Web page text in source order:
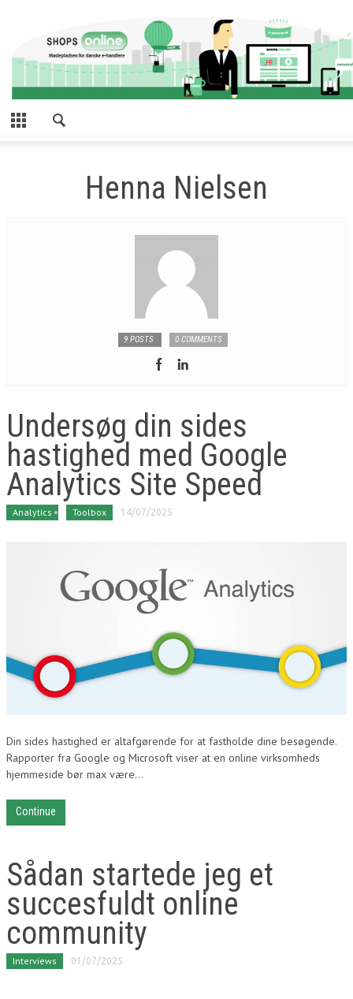
Henna Nielsen
9 POSTS 0 COMMENTS
Undersøg din sides
hastighed med Google
Analytics Site Speed
Analytics Toolbox 14/07/2025
Din sides hastighed er altafgørende for at fastholde dine besøgende.
Rapporter fra Google og Microsoft viser at en online virksomheds
hjemmeside bør max være...
Continue
Sådan startede jeg et
succesfuldt online
community
Interviews 01/07/2025